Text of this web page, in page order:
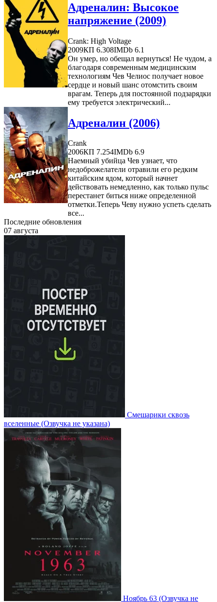
Адреналин: Высокое
напряжение (2009)
Crank: High Voltage
2009КП 6.308IMDb 6.1
Он умер, но обещал вернуться! Не чудом, а
благодаря современным медицинским
технологиям Чев Челиос получает новое
сердце и новый шанс отомстить своим
врагам. Теперь для постоянной подзарядки
ему требуется электрический...
Адреналин (2006)
Crank
2006КП 7.254IMDb 6.9
Наемный убийца Чев узнает, что
недоброжелатели отравили его редким
китайским ядом, который начнет
действовать немедленно, как только пульс
перестанет биться ниже определенной
отметки.Теперь Чеву нужно успеть сделать
все...
Последние обновления
07 августа
Смешарики сквозь
вселенные (Озвучка не указана)
Ноябрь 63 (Озвучка не